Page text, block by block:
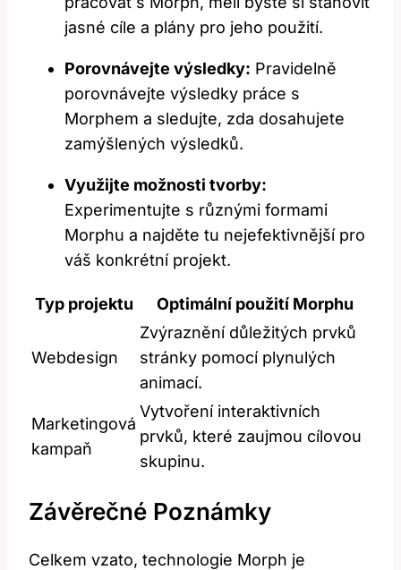
jasné cíle a plány pro jeho použití.
Porovnávejte výsledky: Pravidelně
porovnávejte výsledky práce s
Morphem a sledujte, zda dosahujete
zamýšlených výsledků.
Využijte možnosti tvorby:
Experimentujte s různými formami
Morphu a najděte tu nejefektivnější pro
váš konkrétní projekt.
Typ projektu Optimální použití Morphu
Webdesign
Zvýraznění důležitých prvků
stránky pomocí plynulých
animací.
Marketingová
kampaň
Vytvoření interaktivních
prvků, které zaujmou cílovou
skupinu.
Závěrečné Poznámky
Celkem vzato, technologie Morph je